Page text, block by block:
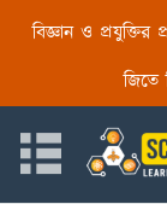
বিজ্ঞান ও প্রযুক্তির
জিতে